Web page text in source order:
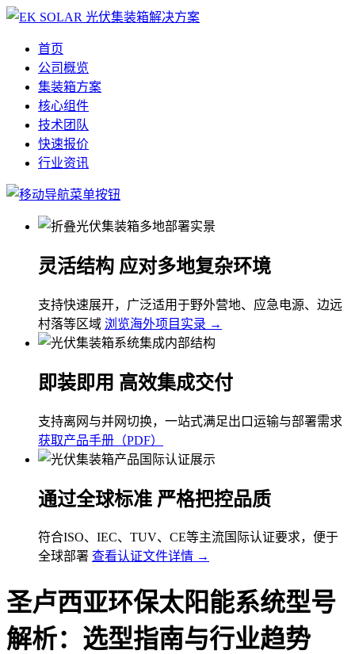
首页
公司概览
集装箱方案
核心组件
技术团队
快速报价
行业资讯
灵活结构 应对多地复杂环境
支持快速展开，广泛适用于野外营地、应急电源、边远
村落等区域 浏览海外项目实录 →
即装即用 高效集成交付
支持离网与并网切换，一站式满足出口运输与部署需求
获取产品手册（PDF）
通过全球标准 严格把控品质
符合ISO、IEC、TUV、CE等主流国际认证要求，便于
全球部署 查看认证文件详情 →
圣卢西亚环保太阳能系统型号
解析：选型指南与行业趋势